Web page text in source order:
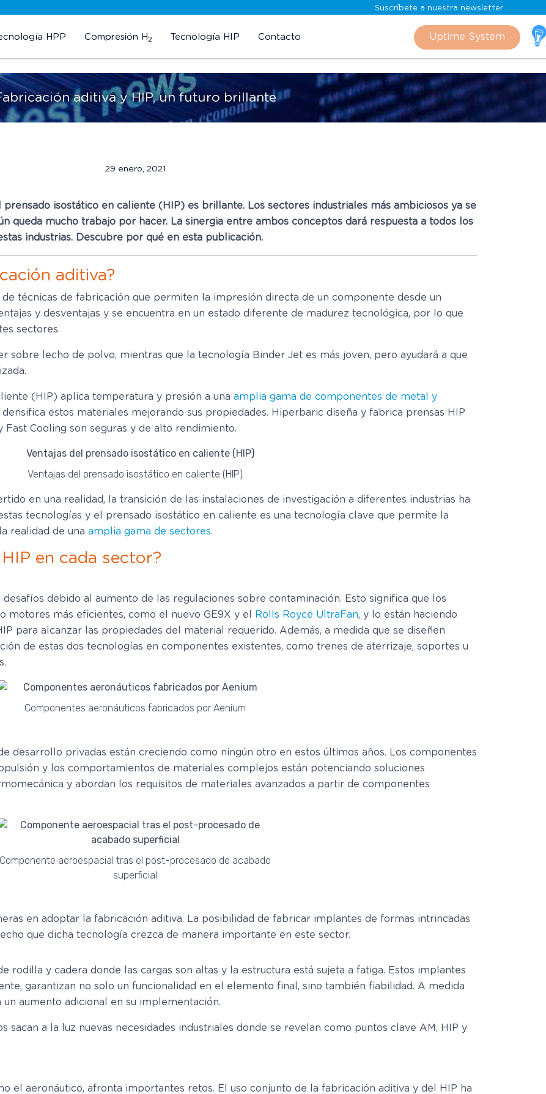
Suscríbete a nuestra newsletter
HPP Compresión H2 Tecnología HIP Contacto Uptime System
aditiva y HIP, un futuro brillante
29 enero, 2021
isostático en caliente (HIP) es brillante. Los sectores industriales más ambiciosos ya se
queda mucho trabajo por hacer. La sinergia entre ambos conceptos dará respuesta a todos los
industrias. Descubre por qué en esta publicación.
aditiva?
técnicas de fabricación que permiten la impresión directa de un componente desde un
y desventajas y se encuentra en un estado diferente de madurez tecnológica, por lo que
sectores.
sobre lecho de polvo, mientras que la tecnología Binder Jet es más joven, pero ayudará a que
(HIP) aplica temperatura y presión a una amplia gama de componentes de metal y
estos materiales mejorando sus propiedades. Hiperbaric diseña y fabrica prensas HIP
Cooling son seguras y de alto rendimiento.
Ventajas del prensado isostático en caliente (HIP)
en una realidad, la transición de las instalaciones de investigación a diferentes industrias ha
tecnologías y el prensado isostático en caliente es una tecnología clave que permite la
realidad de una amplia gama de sectores.
en cada sector?
debido al aumento de las regulaciones sobre contaminación. Esto significa que los
motores más eficientes, como el nuevo GE9X y el Rolls Royce UltraFan, y lo están haciendo
para alcanzar las propiedades del material requerido. Además, a medida que se diseñen
de estas dos tecnologías en componentes existentes, como trenes de aterrizaje, soportes u
Componentes aeronáuticos fabricados por Aenium
desarrollo privadas están creciendo como ningún otro en estos últimos años. Los componentes
y los comportamientos de materiales complejos están potenciando soluciones
y abordan los requisitos de materiales avanzados a partir de componentes
Componente aeroespacial tras el post-procesado de acabado
superficial
en adoptar la fabricación aditiva. La posibilidad de fabricar implantes de formas intrincadas
que dicha tecnología crezca de manera importante en este sector.
rodilla y cadera donde las cargas son altas y la estructura está sujeta a fatiga. Estos implantes
garantizan no solo un funcionalidad en el elemento final, sino también fiabilidad. A medida
aumento adicional en su implementación.
sacan a la luz nuevas necesidades industriales donde se revelan como puntos clave AM, HIP y
el aeronáutico, afronta importantes retos. El uso conjunto de la fabricación aditiva y del HIP ha